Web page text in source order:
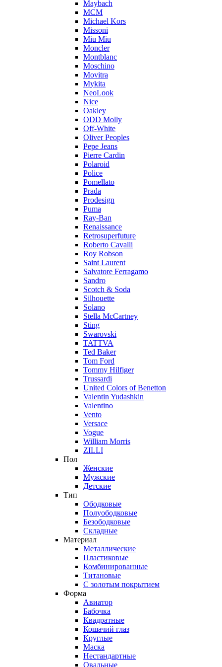
Maybach
MCM
Michael Kors
Missoni
Miu Miu
Moncler
Montblanc
Moschino
Movitra
Mykita
NeoLook
Nice
Oakley
ODD Molly
Off-White
Oliver Peoples
Pepe Jeans
Pierre Cardin
Polaroid
Police
Pomellato
Prada
Prodesign
Puma
Ray-Ban
Renaissance
Retrosuperfuture
Roberto Cavalli
Roy Robson
Saint Laurent
Salvatore Ferragamo
Sandro
Scotch & Soda
Silhouette
Solano
Stella McCartney
Sting
Swarovski
TATTVA
Ted Baker
Tom Ford
Tommy Hilfiger
Trussardi
United Colors of Benetton
Valentin Yudashkin
Valentino
Vento
Versace
Vogue
William Morris
ZILLI
Пол
Женские
Мужские
Детские
Тип
Ободковые
Полуободковые
Безободковые
Складные
Материал
Металлические
Пластиковые
Комбинированные
Титановые
С золотым покрытием
Форма
Авиатор
Бабочка
Квадратные
Кошачий глаз
Круглые
Маска
Нестандартные
Овальные